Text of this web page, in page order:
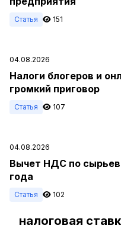
Статья 151
04.08.2026
Налоги блогеров и
громкий приговор
Статья 107
04.08.2026
Вычет НДС по
года
Статья 102
налоговая